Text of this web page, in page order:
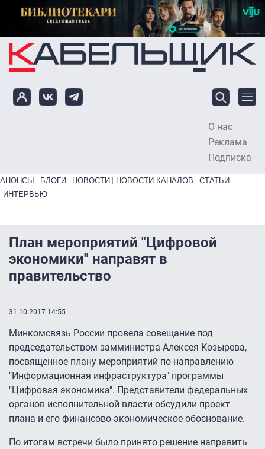
Перейти к основному содержанию
О нас
Реклама
Подписка
Primary links bottom
АНОНСЫ БЛОГИ НОВОСТИ НОВОСТИ КАНАЛОВ
СТАТЬИ
ИНТЕРВЬЮ
План мероприятий "Цифровой
экономики" направят в
правительство
31.10.2017 14:55
Минкомсвязь России провела совещание под
председательством замминистра Алексея Козырева,
посвященное плану мероприятий по направлению
"Информационная инфраструктура" программы
"Цифровая экономика". Представители федеральных
органов исполнительной власти обсудили проект
плана и его финансово-экономическое обоснование.
По итогам встречи было принято решение направить